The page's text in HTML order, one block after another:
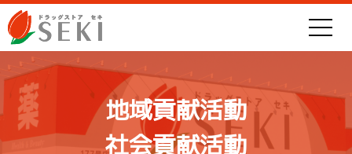
地域貢献活動
社会貢献活動